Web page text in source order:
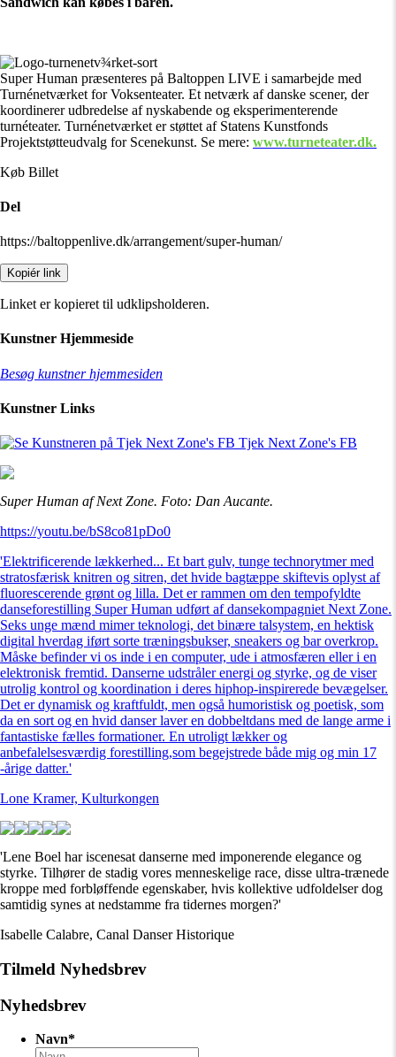
Super Human præsenteres på Baltoppen LIVE i samarbejde med
Turnénetværket for Voksenteater. Et netværk af danske scener, der
koordinerer udbredelse af nyskabende og eksperimenterende
turnéteater. Turnénetværket er støttet af Statens Kunstfonds
Projektstøtteudvalg for Scenekunst. Se mere: www.turneteater.dk.
Køb Billet
Del
https://baltoppenlive.dk/arrangement/super-human/
Kopiér link
Linket er kopieret til udklipsholderen.
Kunstner Hjemmeside
Besøg kunstner hjemmesiden
Kunstner Links
Tjek Next Zone's FB
Super Human af Next Zone. Foto: Dan Aucante.
https://youtu.be/bS8co81pDo0
'Elektrificerende lækkerhed... Et bart gulv, tunge technorytmer med
stratosfærisk knitren og sitren, det hvide bagtæppe skiftevis oplyst af
fluorescerende grønt og lilla. Det er rammen om den tempofyldte
danseforestilling Super Human udført af dansekompagniet Next Zone.
Seks unge mænd mimer teknologi, det binære talsystem, en hektisk
digital hverdag iført sorte træningsbukser, sneakers og bar overkrop.
Måske befinder vi os inde i en computer, ude i atmosfæren eller i en
elektronisk fremtid. Danserne udstråler energi og styrke, og de viser
utrolig kontrol og koordination i deres hiphop-inspirerede bevægelser.
Det er dynamisk og kraftfuldt, men også humoristisk og poetisk, som
da en sort og en hvid danser laver en dobbeltdans med de lange arme i
fantastiske fælles formationer. En utroligt lækker og
anbefalelsesværdig forestilling,som begejstrede både mig og min 17
-årige datter.'
Lone Kramer, Kulturkongen
'Lene Boel har iscenesat danserne med imponerende elegance og
styrke. Tilhører de stadig vores menneskelige race, disse ultra-trænede
kroppe med forbløffende egenskaber, hvis kollektive udfoldelser dog
samtidig synes at nedstamme fra tidernes morgen?'
Isabelle Calabre, Canal Danser Historique
Tilmeld Nyhedsbrev
Nyhedsbrev
Navn*